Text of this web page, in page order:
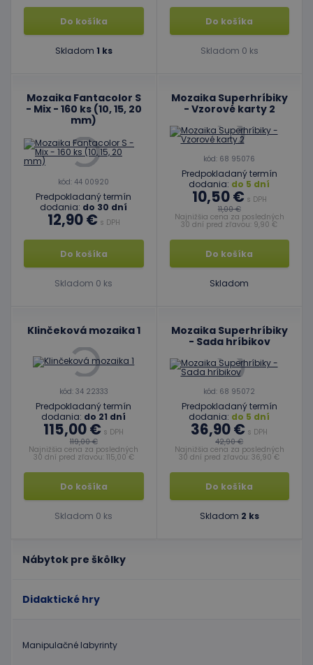
Nábytok pre škôlky
Didaktické hry
Manipulačné labyrinty
Do košíka
Skladom 1 ks
Do košíka
Skladom 0 ks
Mozaika Fantacolor S
- Mix - 160 ks (10, 15, 20
mm)
kód: 44 00920
Predpokladaný termín
dodania: do 30 dní
12,90 € s DPH
Do košíka
Skladom 0 ks
Mozaika Superhríbiky
- Vzorové karty 2
kód: 68 95076
Predpokladaný termín
dodania: do 5 dní
10,50 € s DPH
11,00 €
Najnižšia cena za posledných
30 dní pred zľavou: 9,90 €
Do košíka
Skladom
Klinčeková mozaika 1
kód: 34 22333
Predpokladaný termín
dodania: do 21 dní
115,00 € s DPH
119,00 €
Najnižšia cena za posledných
30 dní pred zľavou: 115,00 €
Do košíka
Skladom 0 ks
Mozaika Superhríbiky
- Sada hríbikov
kód: 68 95072
Predpokladaný termín
dodania: do 5 dní
36,90 € s DPH
42,90 €
Najnižšia cena za posledných
30 dní pred zľavou: 36,90 €
Do košíka
Skladom 2 ks